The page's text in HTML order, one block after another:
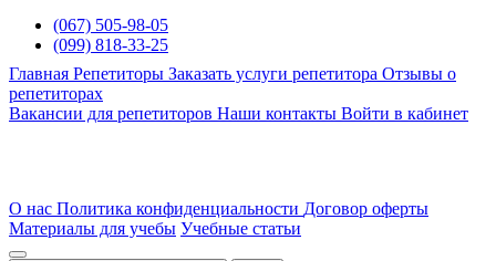
(067) 505-98-05
(099) 818-33-25
Главная Репетиторы Заказать услуги репетитора Отзывы о
репетиторах
Вакансии для репетиторов Наши контакты Войти в кабинет
О нас Политика конфиденциальности Договор оферты
Материалы для учебы Учебные статьи